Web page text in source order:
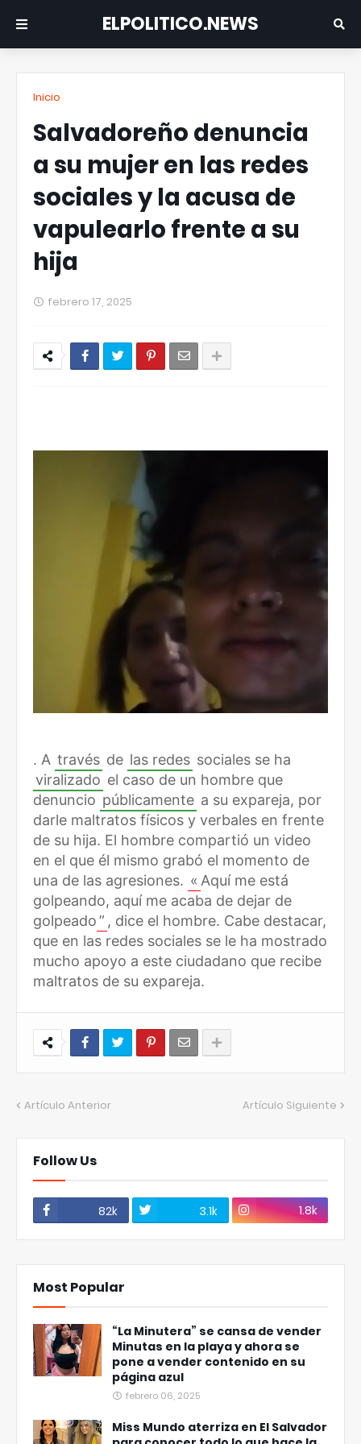
ELPOLITICO.NEWS
Inicio
Salvadoreño denuncia
a su mujer en las redes
sociales y la acusa de
vapulearlo frente a su
hija
febrero 17, 2025
. A través de las redes sociales se ha
viralizado el caso de un hombre que
denuncio públicamente a su expareja, por
darle maltratos físicos y verbales en frente
de su hija. El hombre compartió un video
en el que él mismo grabó el momento de
una de las agresiones. « Aquí me está
golpeando, aquí me acaba de dejar de
golpeado” , dice el hombre. Cabe destacar,
que en las redes sociales se le ha mostrado
mucho apoyo a este ciudadano que recibe
maltratos de su expareja.
Artículo Anterior Artículo Siguiente
Follow Us
82k 3.1k 1.8k
Most Popular
“La Minutera” se cansa de vender
Minutas en la playa y ahora se
pone a vender contenido en su
página azul
febrero 06, 2025
Miss Mundo aterriza en El Salvador